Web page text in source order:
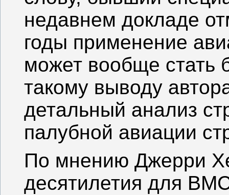
недавнем докладе
годы применение
может вообще стать
такому выводу
детальный анализ
палубной авиации
По мнению Джерри
десятилетия для